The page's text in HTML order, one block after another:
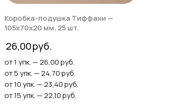
Коробка-подушка Тиффани —
105х70х20 мм, 25 шт.
26,00
от 1 упк. — 26,00 руб.
от 5 упк. — 24,70 руб.
от 10 упк. — 23,40 руб.
от 15 упк. — 22,10 руб.